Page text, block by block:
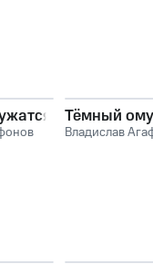
Тёмный
Владислав